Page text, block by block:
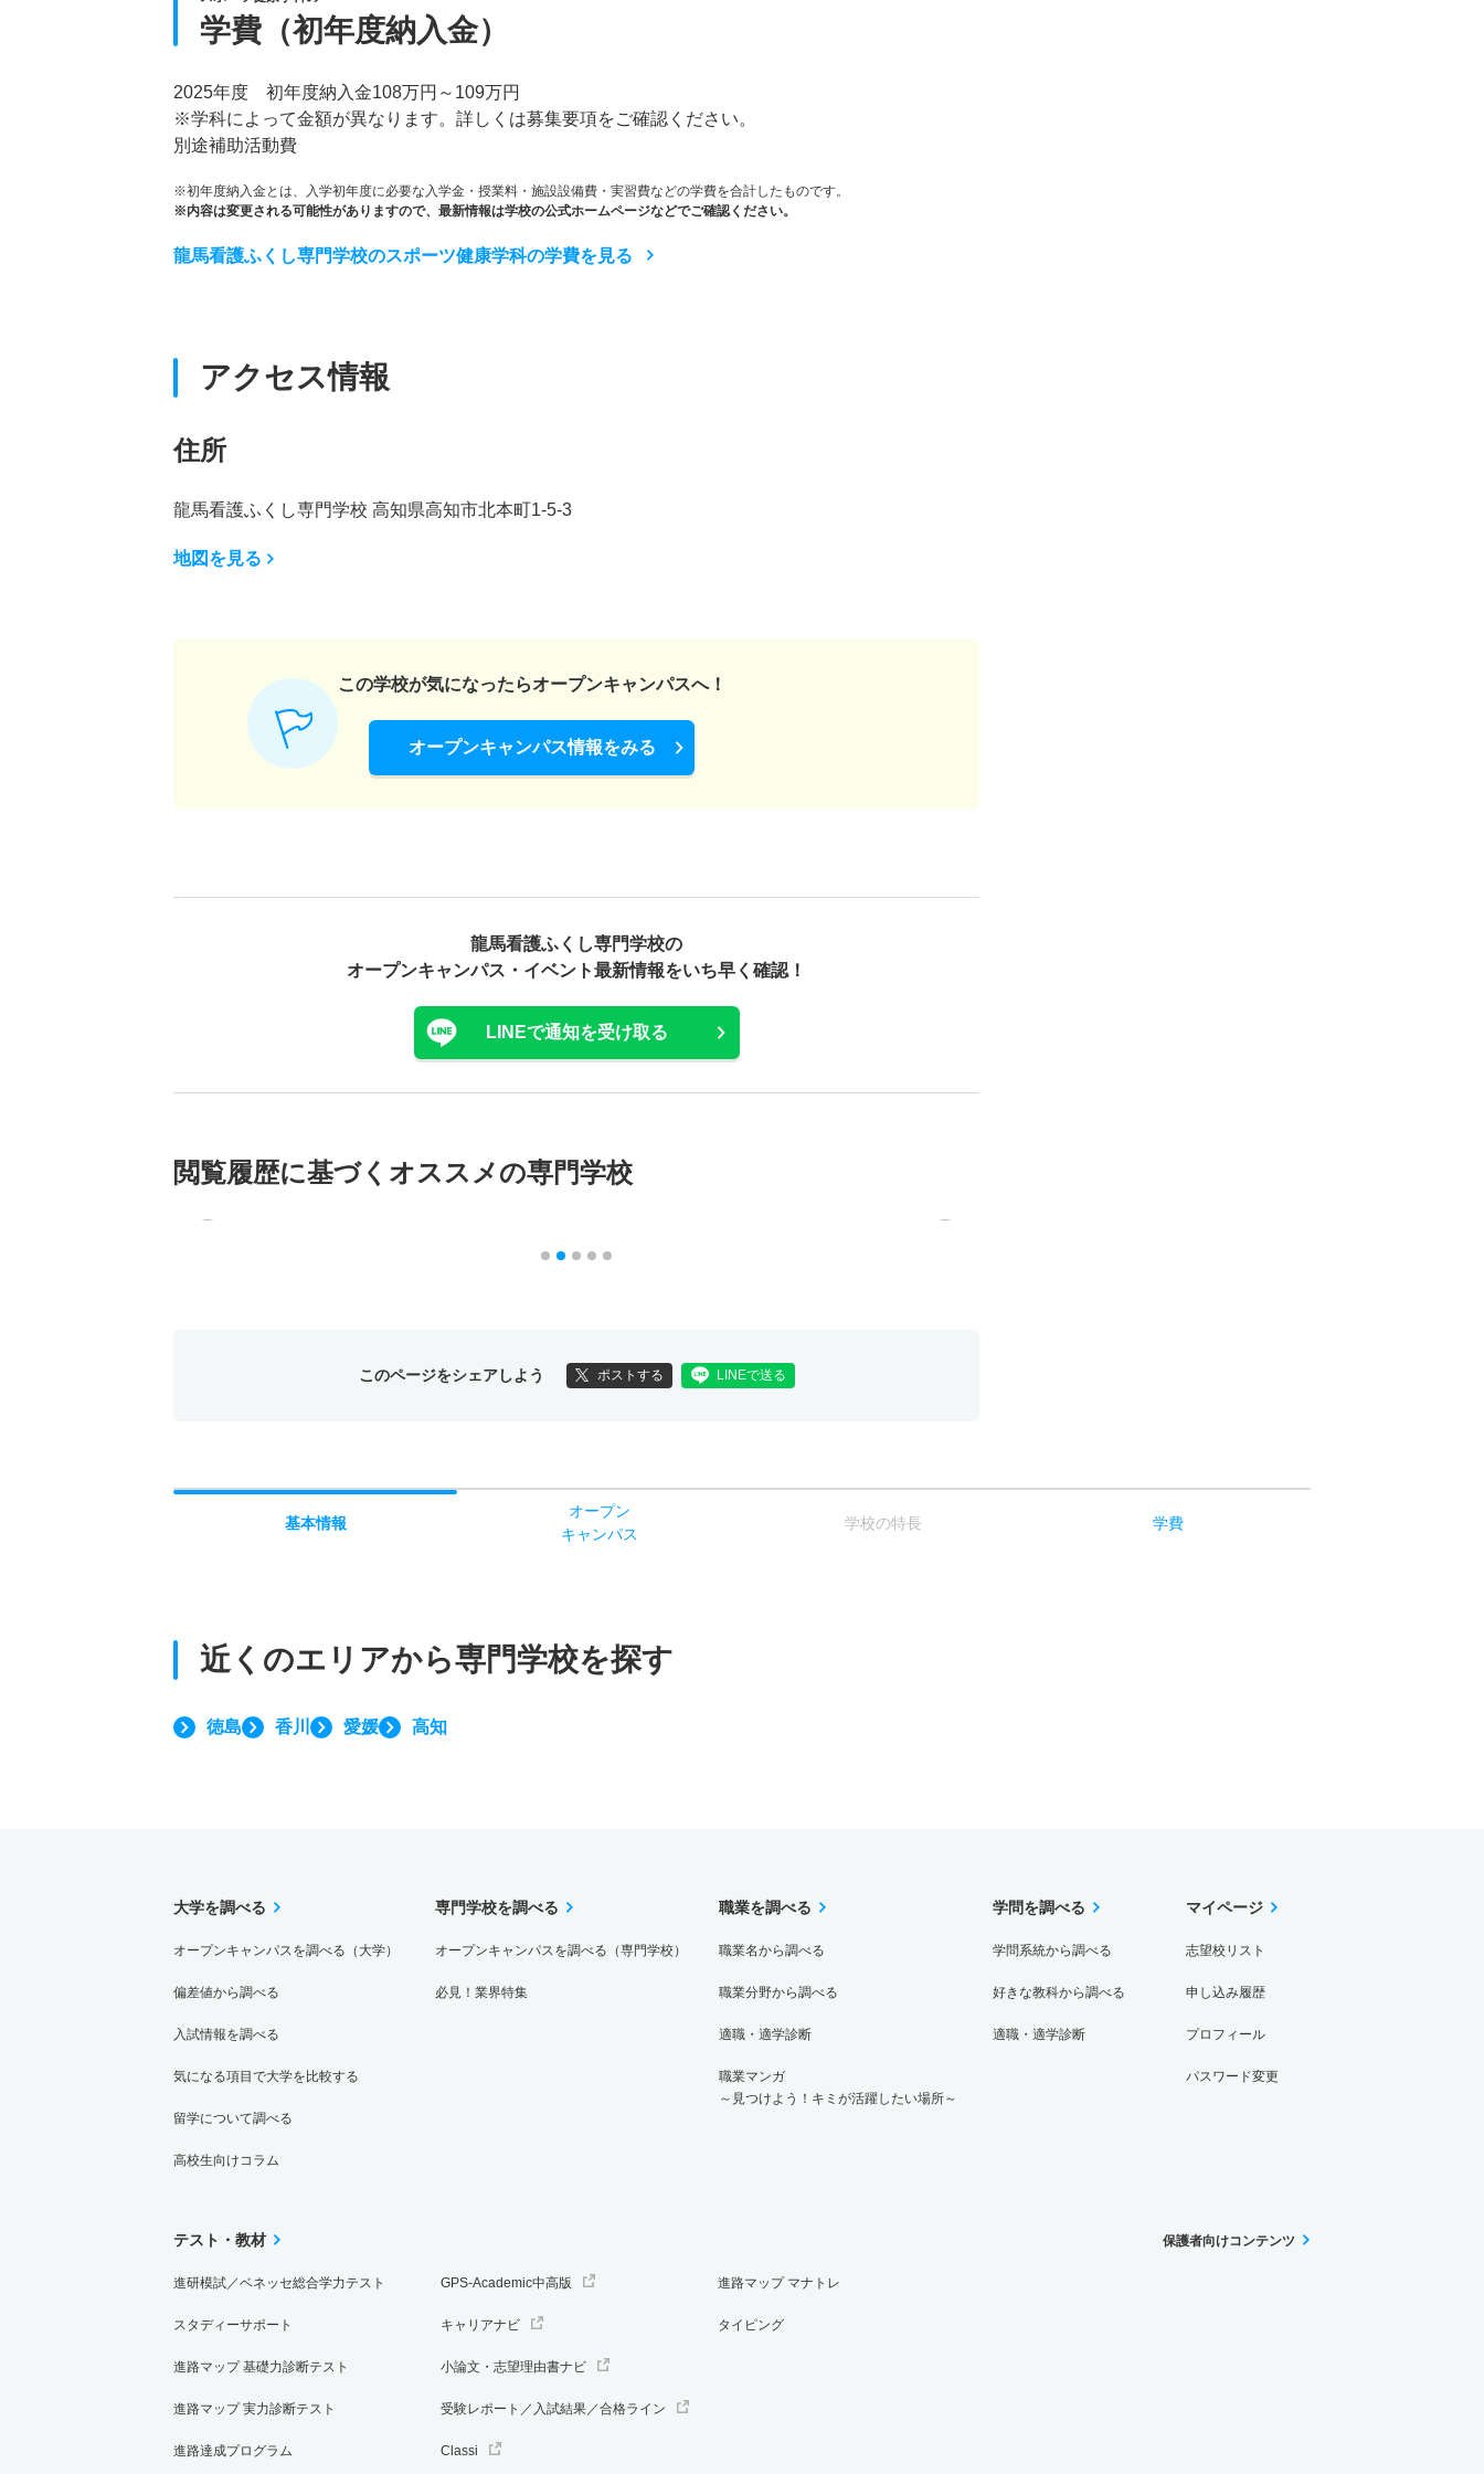
学費（初年度納入金）
2025年度 初年度納入金108万円～109万円
※学科によって金額が異なります。詳しくは募集要項をご確認ください。
別途補助活動費
※初年度納入金とは、入学初年度に必要な入学金・授業料・施設設備費・実習費などの学費を合計したものです。
※内容は変更される可能性がありますので、最新情報は学校の公式ホームページなどでご確認ください。
龍馬看護ふくし専門学校のスポーツ健康学科の学費を見る
アクセス情報
住所
龍馬看護ふくし専門学校 高知県高知市北本町1-5-3
地図を見る
この学校が気になったらオープンキャンパスへ！
オープンキャンパス情報をみる
龍馬看護ふくし専門学校の
オープンキャンパス・ イベント最新情報をいち早く確認！
LINEで通知を受け取る
閲覧履歴に基づく オススメの専門学校
このページをシェアしよう ポストする LINEで送る
基本情報
オープン
キャンパス
学校の特長 学費
近くのエリアから専門学校を探す
徳島 香川 愛媛 高知
大学を調べる
オープンキャンパスを調べる（大学）
偏差値から調べる
入試情報を調べる
気になる項目で大学を比較する
留学について調べる
高校生向けコラム
専門学校を調べる
オープンキャンパスを調べる（専門学校）
必見！業界特集
職業を調べる
職業名から調べる
職業分野から調べる
適職・適学診断
職業マンガ
～見つけよう！キミが活躍したい場所～
学問を調べる
学問系統から調べる
好きな教科から調べる
適職・適学診断
マイページ
志望校リスト
申し込み履歴
プロフィール
パスワード変更
テスト・教材
進研模試／ベネッセ総合学力テスト
スタディーサポート
進路マップ 基礎力診断テスト
進路マップ 実力診断テスト
進路達成プログラム
GPS-Academic中高版
キャリアナビ
小論文・志望理由書ナビ
受験レポート／入試結果／合格ライン
Classi
進路マップ マナトレ
タイピング
保護者向けコンテンツ